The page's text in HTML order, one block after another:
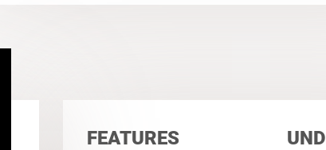
FEATURES UND